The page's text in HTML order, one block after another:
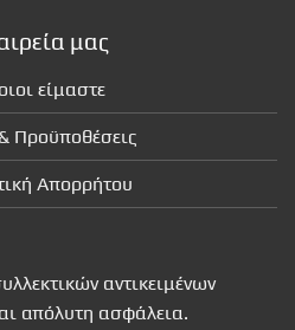
μας
είμαστε
Προϋποθέσεις
Απορρήτου
αντικειμένων
απόλυτη ασφάλεια.